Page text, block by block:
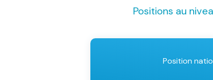
Positions au
Position